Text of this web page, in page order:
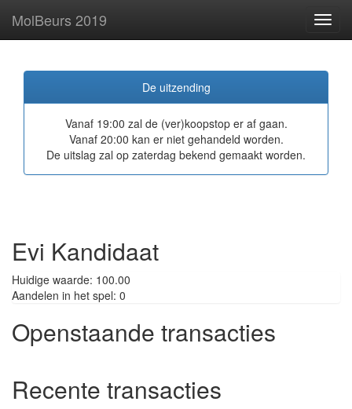
MolBeurs 2019
De uitzending
Vanaf 19:00 zal de (ver)koopstop er af gaan.
Vanaf 20:00 kan er niet gehandeld worden.
De uitslag zal op zaterdag bekend gemaakt worden.
Evi Kandidaat
Huidige waarde: 100.00
Aandelen in het spel: 0
Openstaande transacties
Recente transacties